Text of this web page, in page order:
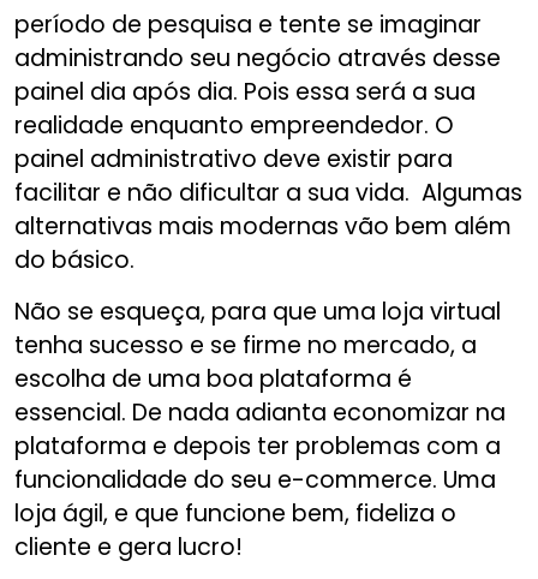
período de pesquisa e tente se imaginar
administrando seu negócio através desse
painel dia após dia. Pois essa será a sua
realidade enquanto empreendedor. O
painel administrativo deve existir para
facilitar e não dificultar a sua vida. Algumas
alternativas mais modernas vão bem além
do básico.
Não se esqueça, para que uma loja virtual
tenha sucesso e se firme no mercado, a
escolha de uma boa plataforma é
essencial. De nada adianta economizar na
plataforma e depois ter problemas com a
funcionalidade do seu e-commerce. Uma
loja ágil, e que funcione bem, fideliza o
cliente e gera lucro!